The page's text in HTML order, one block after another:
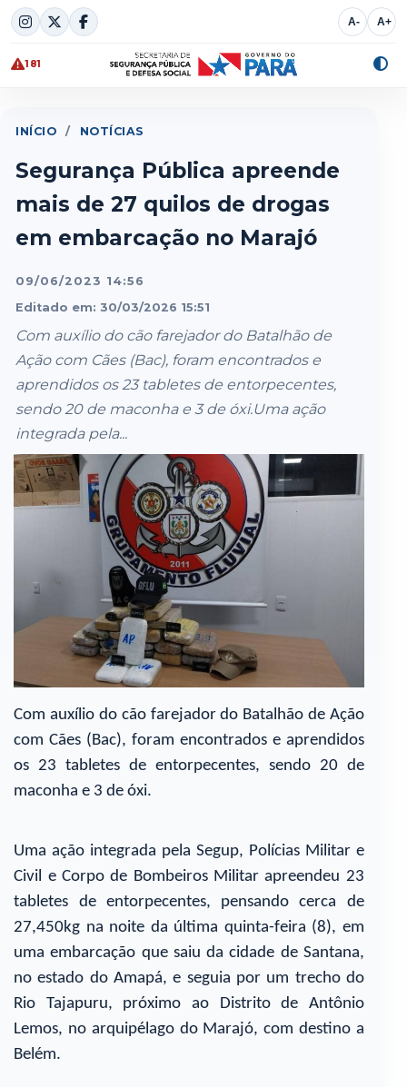
Skip
to
content
A- A+
181
INÍCIO / NOTÍCIAS
Segurança Pública apreende
mais de 27 quilos de drogas
em embarcação no Marajó
09/06/2023 14:56
Editado em: 30/03/2026 15:51
Com auxílio do cão farejador do Batalhão de
Ação com Cães (Bac), foram encontrados e
aprendidos os 23 tabletes de entorpecentes,
sendo 20 de maconha e 3 de óxi.Uma ação
integrada pela...
Com auxílio do cão farejador do Batalhão de Ação
com Cães (Bac), foram encontrados e aprendidos
os 23 tabletes de entorpecentes, sendo 20 de
maconha e 3 de óxi.
Uma ação integrada pela Segup, Polícias Militar e
Civil e Corpo de Bombeiros Militar apreendeu 23
tabletes de entorpecentes, pensando cerca de
27,450kg na noite da última quinta-feira (8), em
uma embarcação que saiu da cidade de Santana,
no estado do Amapá, e seguia por um trecho do
Rio Tajapuru, próximo ao Distrito de Antônio
Lemos, no arquipélago do Marajó, com destino a
Belém.